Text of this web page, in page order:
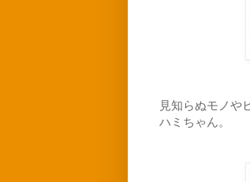
見知らぬモノや
ハミちゃん。